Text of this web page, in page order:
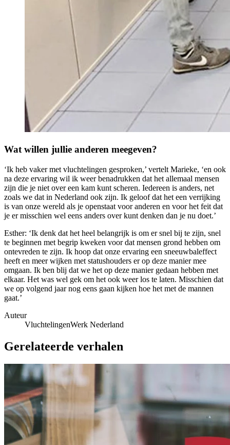
Wat willen jullie anderen meegeven?
‘Ik heb vaker met vluchtelingen gesproken,’ vertelt Marieke, ‘en ook
na deze ervaring wil ik weer benadrukken dat het allemaal mensen
zijn die je niet over een kam kunt scheren. Iedereen is anders, net
zoals we dat in Nederland ook zijn. Ik geloof dat het een verrijking
is van onze wereld als je openstaat voor anderen en voor het feit dat
je er misschien wel eens anders over kunt denken dan je nu doet.’
Esther: ‘Ik denk dat het heel belangrijk is om er snel bij te zijn, snel
te beginnen met begrip kweken voor dat mensen grond hebben om
ontevreden te zijn. Ik hoop dat onze ervaring een sneeuwbaleffect
heeft en meer wijken met statushouders er op deze manier mee
omgaan. Ik ben blij dat we het op deze manier gedaan hebben met
elkaar. Het was wel gek om het ook weer los te laten. Misschien dat
we op volgend jaar nog eens gaan kijken hoe het met de mannen
gaat.’
Auteur
VluchtelingenWerk Nederland
Gerelateerde verhalen